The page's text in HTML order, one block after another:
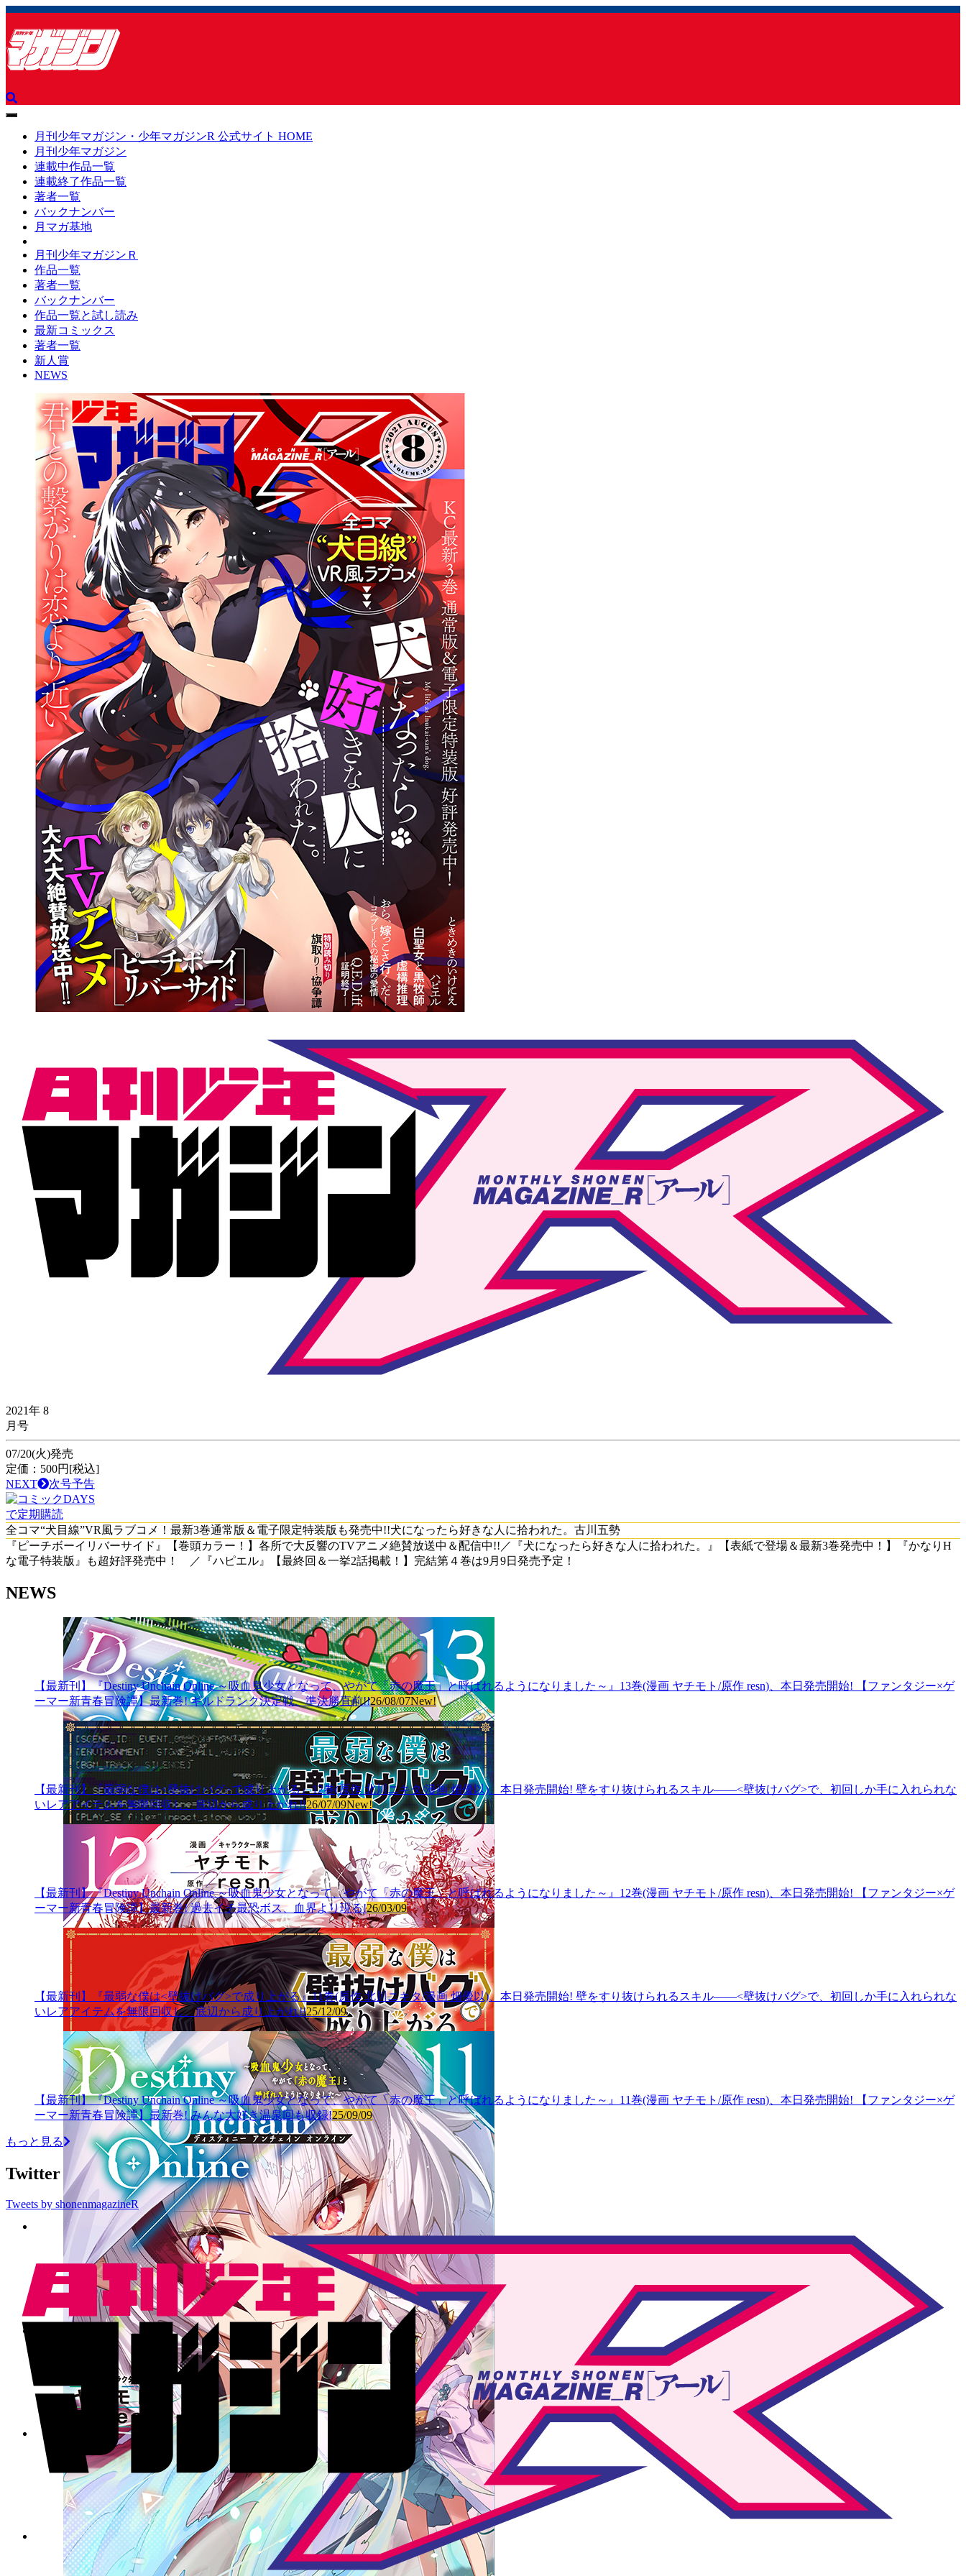
toggle
navigation月刊少年マガジン・少年マガジンR 公式サイト HOME
月刊少年マガジン
連載中作品一覧
連載終了作品一覧
著者一覧
バックナンバー
月マガ基地
月刊少年マガジンＲ
作品一覧
著者一覧
バックナンバー
作品一覧と試し読み
最新コミックス
著者一覧
新人賞
NEWS
2021年 8
月号
07/20(火)発売
定価：500円[税込]
NEXT
次号予告
で定期購読
全コマ“犬目線”VR風ラブコメ！最新3巻通常版＆電子限定特装版も発売中!!犬になったら好きな人に拾われた。古川五勢
『ピーチボーイリバーサイド』【巻頭カラー！】各所で大反響のTVアニメ絶賛放送中＆配信中!!／『犬になったら好きな人に拾われた。』【表紙で登場＆最新3巻発売中！】『かなりH
な電子特装版』も超好評発売中！ ／『ハピエル』【最終回＆一挙2話掲載！】完結第４巻は9月9日発売予定！
NEWS
【最新刊】『Destiny Unchain Online ～吸血鬼少女となって、やがて「赤の魔王」と呼ばれるようになりました～』13巻(漫画 ヤチモト/原作 resn)、本日発売開始! 【ファンタジー×ゲ
ーマー新青春冒険譚】最新巻! ギルドランク決定戦、準決勝直前!!26/08/07New!
【最新刊】『最弱な僕は<壁抜けバグ>で成り上がる』12巻(原作 北川ニキタ/漫画 畑優以)、本日発売開始! 壁をすり抜けられるスキル――<壁抜けバグ>で、初回しか手に入れられな
いレアアイテムを無限回収し、底辺から成り上がれ!!26/07/09New!
【最新刊】『Destiny Unchain Online ～吸血鬼少女となって、やがて「赤の魔王」と呼ばれるようになりました～』12巻(漫画 ヤチモト/原作 resn)、本日発売開始! 【ファンタジー×ゲ
ーマー新青春冒険譚】最新巻! 過去イチ最恐ボス、血界より現る!26/03/09
【最新刊】『最弱な僕は<壁抜けバグ>で成り上がる』11巻(原作 北川ニキタ/漫画 畑優以)、本日発売開始! 壁をすり抜けられるスキル――<壁抜けバグ>で、初回しか手に入れられな
いレアアイテムを無限回収し、底辺から成り上がれ!!25/12/09
【最新刊】『Destiny Unchain Online ～吸血鬼少女となって、やがて「赤の魔王」と呼ばれるようになりました～』11巻(漫画 ヤチモト/原作 resn)、本日発売開始! 【ファンタジー×ゲ
ーマー新青春冒険譚】最新巻! みんな大好き温泉回も収録!25/09/09
もっと見る
Twitter
Tweets by shonenmagazineR